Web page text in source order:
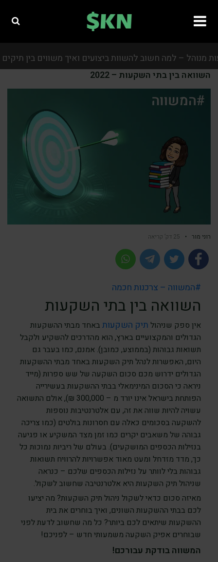
– למה חשוב להשוות ביצועים ואיך משווים בין תיקים
השוואה בין בתי השקעות – 2022
רוני מור • 25 דק’ קריאה
#המשווה – צרכנות חכמה
השוואה בין בתי השקעות
אין ספק שניהול תיק השקעות באחד מבתי ההשקעות
הגדולים והמקצועיים בארץ, הוא מהדרכים להשקיע ולקבל
תשואות גבוהות (בממוצע, כמובן). אמנם, כמו בעבר גם
היום, האפשרות לנהל תיק השקעות באחד מבתי ההשקעות
הגדולים ידרוש מכם סכום השקעה של שש ספרות (מייד
ניראה כי הסכום המינימאלי בבתי ההשקעות בעשירייה
הפותחת בישראל אינו יורד מ – 300,000 ₪), אולם התשואה
עשויה להיות שווה את זה, עם אלטרנטיבות נוספות
להשקעה בסכומים כאלה עם חסרונות בולטים (כמו צריכה
גבוהה של משאבים יקרים כמו זמן מצד המשקיע או פגיעה
בנזילות הכספים המושקעים). בעולם של ריביות נמוכות כל
כך, מדד מזדחל ומעט מאוד אפשרויות להרוויח תשואות
גבוהות בלי לוותר על נזילות הכספים שלכם – כנראה
שניהול תיק השקעות היא אלטרנטיבה שחשוב לשקול.
מאיזה סכום כדאי לשקול ניהול תיק השקעות? מה יציעו
לכם בבתי ההשקעות השונים, ואיך בוחרים את בית
ההשקעות שיתאים לכם ביותר? כל מה שחשוב לדעת לפני
שבוחרים אפיק השקעה משמעותי חדש – לפניכם!
המשווה בודקת עבורכם!